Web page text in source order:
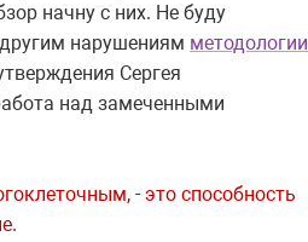
начну с них. Не буду
нарушениям методологии
Сергея
над замеченными
- это способность
.